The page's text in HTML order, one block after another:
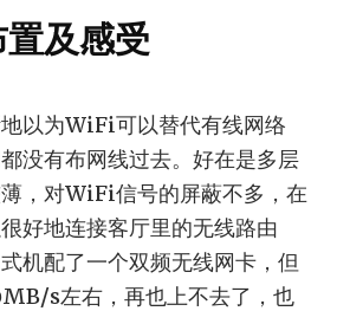
及感受
以为WiFi可以替代有线网络
没有布网线过去。好在是多层
，对WiFi信号的屏蔽不多，在
好地连接客厅里的无线路由
机配了一个双频无线网卡，但
s左右，再也上不去了，也